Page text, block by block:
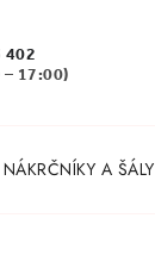
402
17:00)
NÁKRČNÍKY A ŠÁLY